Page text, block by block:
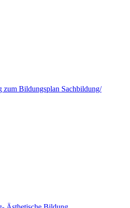
zum Bildungsplan Sachbildung/